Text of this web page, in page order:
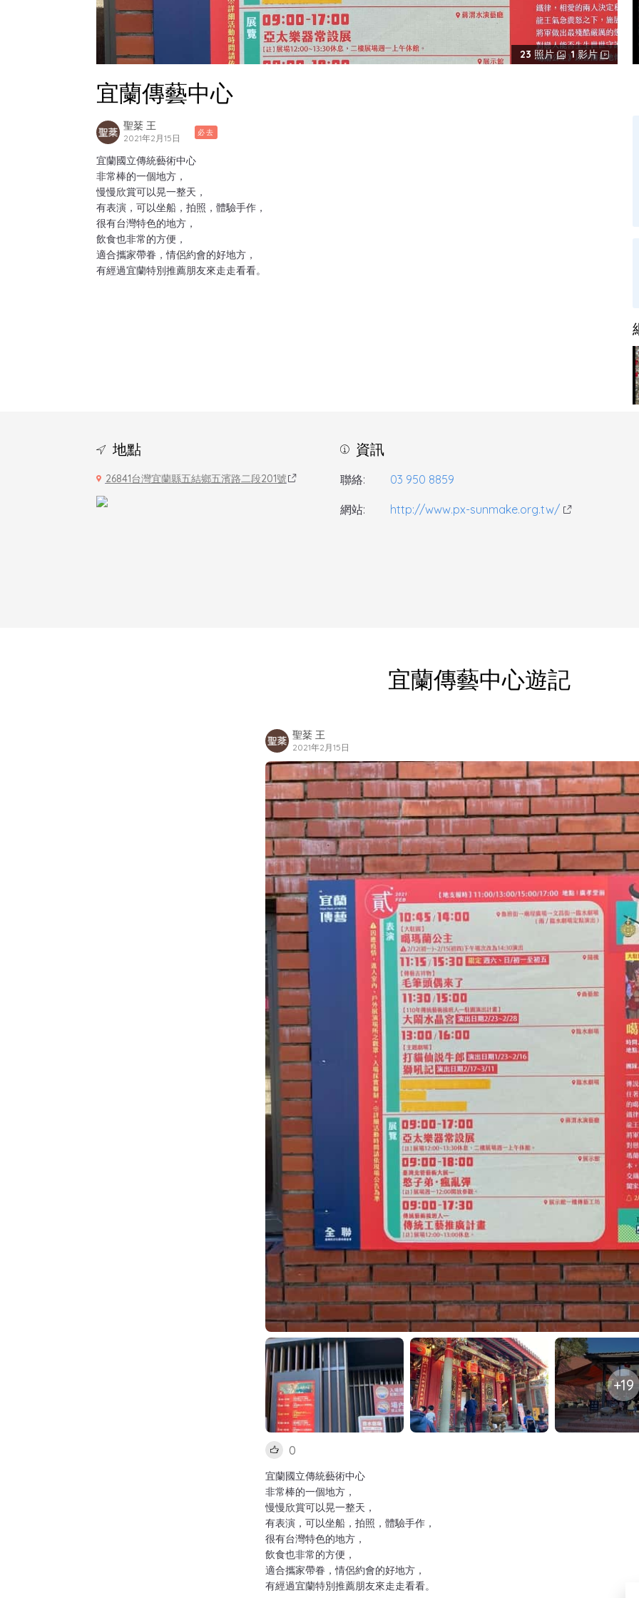
23 照片 1影片
宜蘭傳藝中心
聖棻 王
2021年2月15日
必去
宜蘭國立傳統藝術中心
非常棒的一個地方，
慢慢欣賞可以晃一整天，
有表演，可以坐船，拍照，體驗手作，
很有台灣特色的地方，
飲食也非常的方便，
適合攜家帶眷，情侶約會的好地方，
有經過宜蘭特別推薦朋友來走走看看。
地點
26841台灣宜蘭縣五結鄉五濱路二段201號
資訊
聯絡: 03 950 8859
網站: http://www.px-sunmake.org.tw/
宜蘭傳藝中心遊記
聖棻 王
2021年2月15日
+19
0
宜蘭國立傳統藝術中心
非常棒的一個地方，
慢慢欣賞可以晃一整天，
有表演，可以坐船，拍照，體驗手作，
很有台灣特色的地方，
飲食也非常的方便，
適合攜家帶眷，情侶約會的好地方，
有經過宜蘭特別推薦朋友來走走看看。